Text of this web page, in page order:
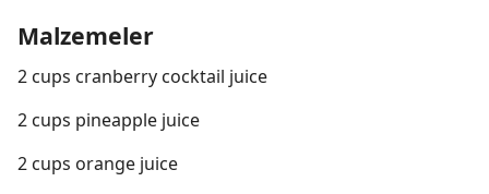
Malzemeler
2 cups cranberry cocktail juice
2 cups pineapple juice
2 cups orange juice